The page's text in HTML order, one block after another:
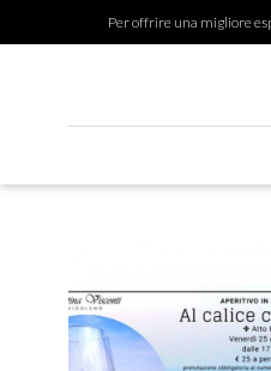
Per offrire una migliore